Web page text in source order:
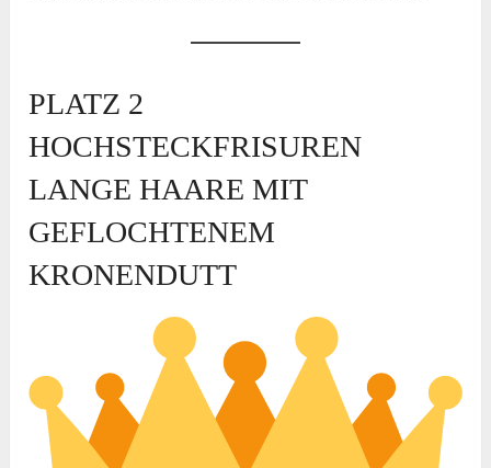
PLATZ 2
HOCHSTECKFRISUREN
LANGE HAARE MIT
GEFLOCHTENEM
KRONENDUTT